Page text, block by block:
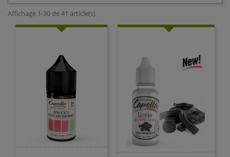
Affichage 1-30 de 41 article(s)